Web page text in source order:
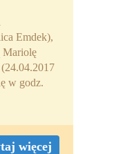
Emdek),
Mariolę
w godz.
więcej